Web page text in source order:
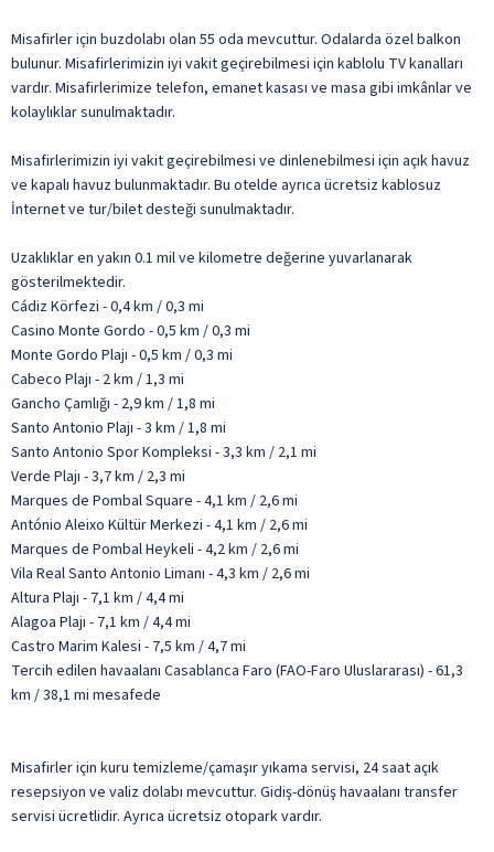
Misafirler için buzdolabı olan 55 oda mevcuttur. Odalarda özel balkon
bulunur. Misafirlerimizin iyi vakit geçirebilmesi için kablolu TV kanalları
vardır. Misafirlerimize telefon, emanet kasası ve masa gibi imkânlar ve
kolaylıklar sunulmaktadır.
Misafirlerimizin iyi vakit geçirebilmesi ve dinlenebilmesi için açık havuz
ve kapalı havuz bulunmaktadır. Bu otelde ayrıca ücretsiz kablosuz
İnternet ve tur/bilet desteği sunulmaktadır.
Uzaklıklar en yakın 0.1 mil ve kilometre değerine yuvarlanarak
gösterilmektedir.
Cádiz Körfezi - 0,4 km / 0,3 mi
Casino Monte Gordo - 0,5 km / 0,3 mi
Monte Gordo Plajı - 0,5 km / 0,3 mi
Cabeco Plajı - 2 km / 1,3 mi
Gancho Çamlığı - 2,9 km / 1,8 mi
Santo Antonio Plajı - 3 km / 1,8 mi
Santo Antonio Spor Kompleksi - 3,3 km / 2,1 mi
Verde Plajı - 3,7 km / 2,3 mi
Marques de Pombal Square - 4,1 km / 2,6 mi
António Aleixo Kültür Merkezi - 4,1 km / 2,6 mi
Marques de Pombal Heykeli - 4,2 km / 2,6 mi
Vila Real Santo Antonio Limanı - 4,3 km / 2,6 mi
Altura Plajı - 7,1 km / 4,4 mi
Alagoa Plajı - 7,1 km / 4,4 mi
Castro Marim Kalesi - 7,5 km / 4,7 mi
Tercih edilen havaalanı Casablanca Faro (FAO-Faro Uluslararası) - 61,3
km / 38,1 mi mesafede
Misafirler için kuru temizleme/çamaşır yıkama servisi, 24 saat açık
resepsiyon ve valiz dolabı mevcuttur. Gidiş-dönüş havaalanı transfer
servisi ücretlidir. Ayrıca ücretsiz otopark vardır.